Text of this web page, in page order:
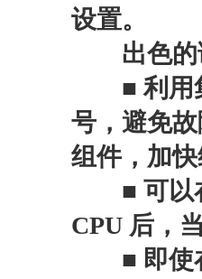
设置。
出色的
■ 利用集
号，避免
组件，加
■ 可以在
CPU 后，
■ 即使在